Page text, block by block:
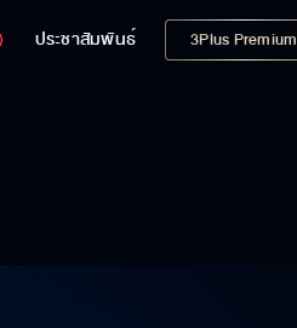
ประชาสัมพันธ์ 3Plus Premium